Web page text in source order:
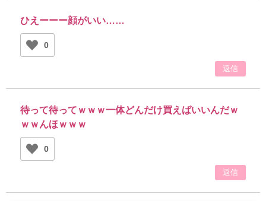
ひえーーー顔がいい……
0
返信
待って待ってｗｗｗ一体どんだけ買えばいいんだｗ
ｗｗんほｗｗｗ
0
返信